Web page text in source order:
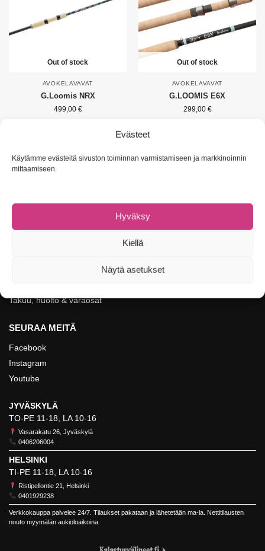
Evästeet
Käytämme evästeitä sivuston toiminnan varmistamiseen ja markkinoinnin
mittaamiseen.
Hyväksy
Kiellä
Näytä asetukset
Out of stock
AVOKELAVAVAT
G.Loomis NRX
499,00 €
Out of stock
AVOKELAVAVAT
G.LOOMIS E6X
299,00 €
Näytetään kaikki 2 tulosta
Takuu, huolto & varaosat
SEURAA MEITÄ
Facebook
Instagram
Youtube
JYVÄSKYLÄ
TO-PE 11-18, LA 10-16
Vasarakatu 26, Jyväskylä
0406206004
HELSINKI
TI-PE 11-18, LA 10-16
Ristipellontie 21, Helsinki
0401929238
Verkkokauppa palvelee 24/7. Tilaukset pakataan ja lähetetään ma-la. Nettitilausten
nouto myymälän aukioloaikoina.